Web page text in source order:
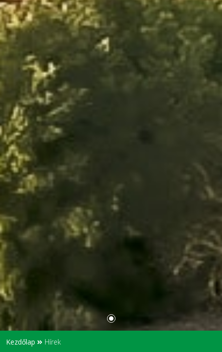
Kezdőlap Hírek